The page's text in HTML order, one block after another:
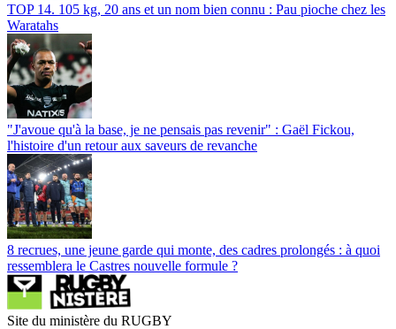
TOP 14. 105 kg, 20 ans et un nom bien connu : Pau pioche chez les
Waratahs
"J'avoue qu'à la base, je ne pensais pas revenir" : Gaël Fickou,
l'histoire d'un retour aux saveurs de revanche
8 recrues, une jeune garde qui monte, des cadres prolongés : à quoi
ressemblera le Castres nouvelle formule ?
Site du ministère du RUGBY